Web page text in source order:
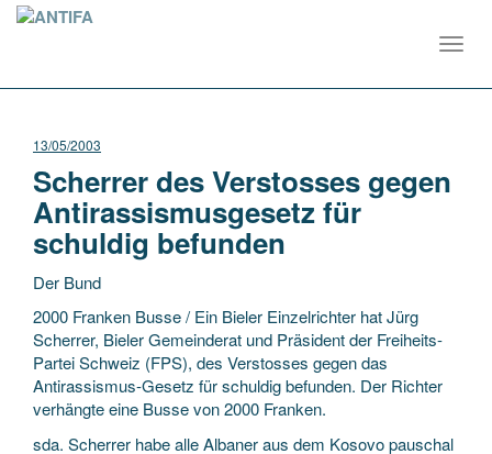
13/05/2003
Scherrer des Verstosses gegen
Antirassismusgesetz für
schuldig befunden
Der Bund
2000 Franken Busse / Ein Bieler Einzelrichter hat Jürg
Scherrer, Bieler Gemeinderat und Präsident der Freiheits-
Partei Schweiz (FPS), des Verstosses gegen das
Antirassismus-Gesetz für schuldig befunden. Der Richter
verhängte eine Busse von 2000 Franken.
sda. Scherrer habe alle Albaner aus dem Kosovo pauschal